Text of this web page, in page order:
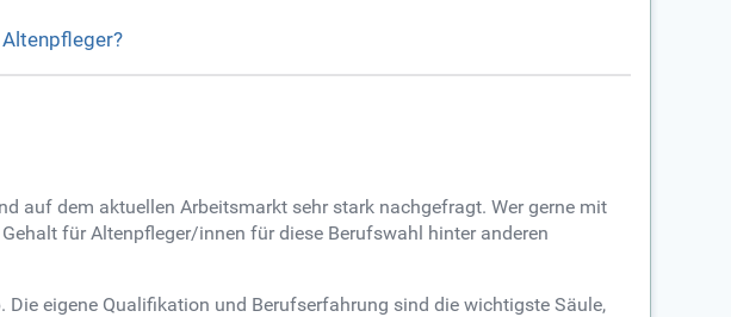
auf dem aktuellen Arbeitsmarkt sehr stark nachgefragt. Wer gerne mit
für Altenpfleger/innen für diese Berufswahl hinter anderen
eigene Qualifikation und Berufserfahrung sind die wichtigste Säule,